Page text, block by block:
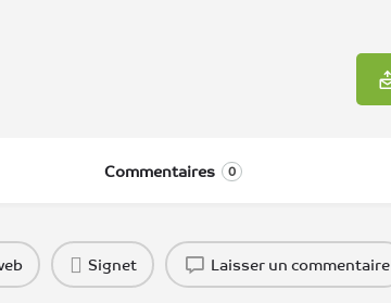
Commentaires 0
Signet Laisser un commentaire